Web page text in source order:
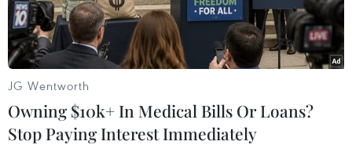
#BIDV #vốn điều lệ
#trả cổ tức
#đầu tư cơ sở vật chất
JG Wentworth
Owning $10k+ In Medical Bills Or Loans?
Stop Paying Interest Immediately